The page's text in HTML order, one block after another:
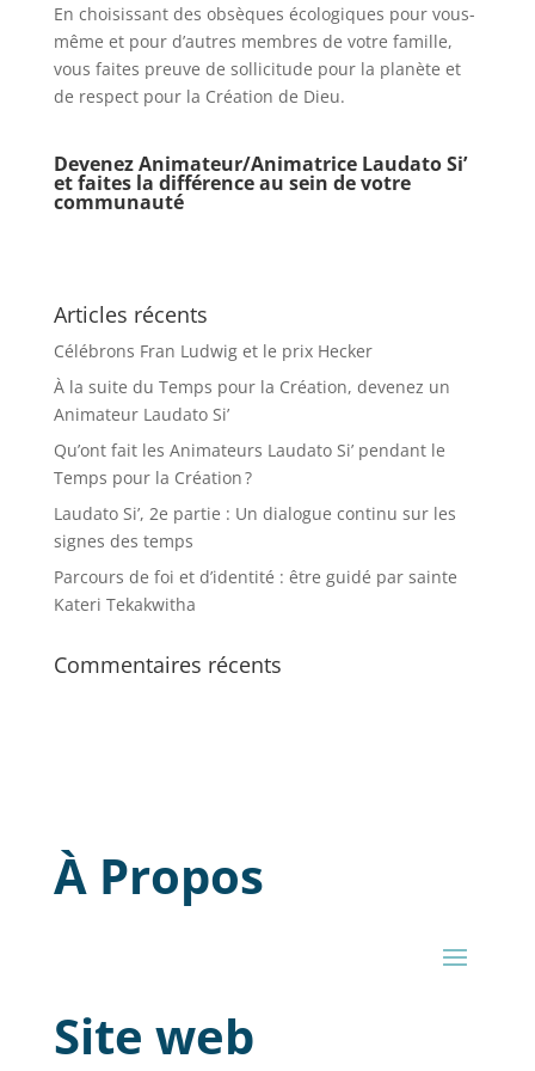
En choisissant des obsèques écologiques pour vous-
même et pour d’autres membres de votre famille,
vous faites preuve de sollicitude pour la planète et
de respect pour la Création de Dieu.
Devenez Animateur/Animatrice Laudato Si’
et faites la différence au sein de votre
communauté
Articles récents
Célébrons Fran Ludwig et le prix Hecker
À la suite du Temps pour la Création, devenez un
Animateur Laudato Si’
Qu’ont fait les Animateurs Laudato Si’ pendant le
Temps pour la Création ?
Laudato Si’, 2e partie : Un dialogue continu sur les
signes des temps
Parcours de foi et d’identité : être guidé par sainte
Kateri Tekakwitha
Commentaires récents
À Propos
Site web